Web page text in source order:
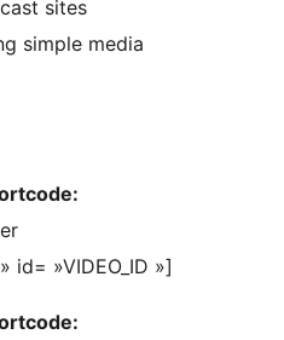
sites
simple media
id= »VIDEO_ID »]